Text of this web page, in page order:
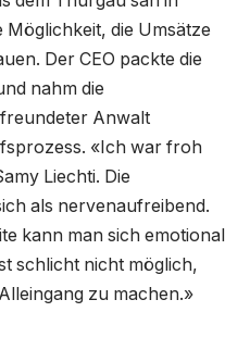
die Umsätze
Der CEO packte die
nahm die
Anwalt
«Ich war froh
Liechti. Die
als nervenaufreibend.
kann man sich emotional
schlicht nicht möglich,
zu machen.»